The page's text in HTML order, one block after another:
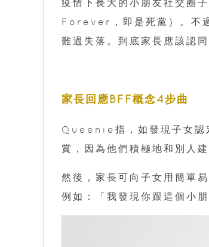
疫情下長大的小朋友社交圈
Forever，即是死黨）。不
難過失落。到底家長應該認
家長回應BFF概念4步曲
Queenie指，如發現子女認
賞，因為他們積極地和別人建
然後，家長可向子女用簡單
例如：「我發現你跟這個小